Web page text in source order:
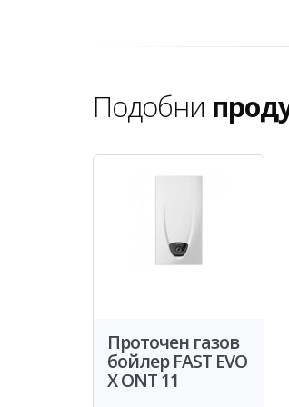
Подобни
Проточен газов
бойлер FAST EVO
X ONT 11